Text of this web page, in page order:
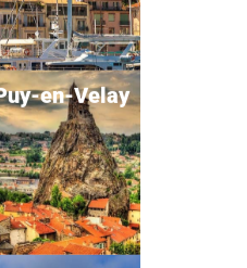
en-Velay
Lorient